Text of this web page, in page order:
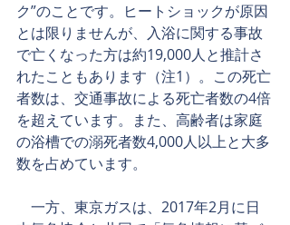
ク”のことです。ヒートショックが原因
とは限りませんが、入浴に関する事故
で亡くなった方は約19,000人と推計さ
れたこともあります（注1）。この死亡
者数は、交通事故による死亡者数の4倍
を超えています。また、高齢者は家庭
の浴槽での溺死者数4,000人以上と大多
数を占めています。
一方、東京ガスは、2017年2月に日